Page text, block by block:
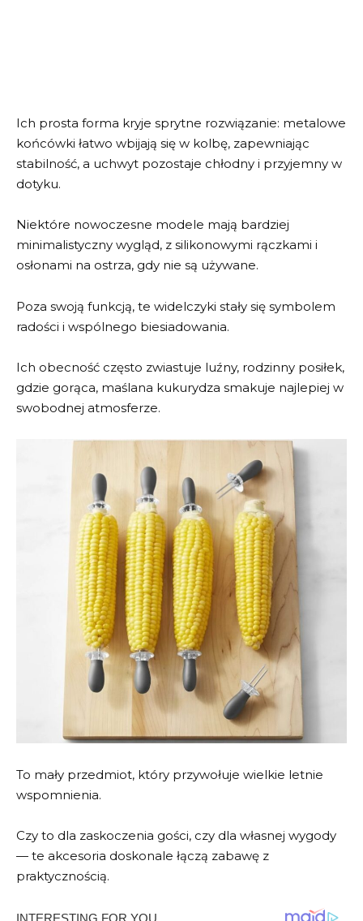
Ich prosta forma kryje sprytne rozwiązanie: metalowe
końcówki łatwo wbijają się w kolbę, zapewniając
stabilność, a uchwyt pozostaje chłodny i przyjemny w
dotyku.
Niektóre nowoczesne modele mają bardziej
minimalistyczny wygląd, z silikonowymi rączkami i
osłonami na ostrza, gdy nie są używane.
Poza swoją funkcją, te widelczyki stały się symbolem
radości i wspólnego biesiadowania.
Ich obecność często zwiastuje luźny, rodzinny posiłek,
gdzie gorąca, maślana kukurydza smakuje najlepiej w
swobodnej atmosferze.
To mały przedmiot, który przywołuje wielkie letnie
wspomnienia.
Czy to dla zaskoczenia gości, czy dla własnej wygody
— te akcesoria doskonale łączą zabawę z
praktycznością.